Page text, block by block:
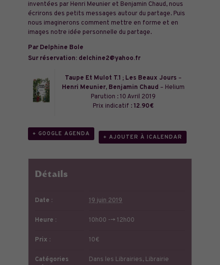
inventées par Henri Meunier et Benjamin Chaud, nous
écrirons des petits messages autour du partage. Puis
nous imaginerons comment mettre en forme et en
images notre idée personnelle du partage.
Par Delphine Bole
Sur réservation: delchine2@yahoo.fr
Taupe Et Mulot T.1 ; Les Beaux Jours –
Henri Meunier, Benjamin Chaud – Helium
Parution : 10 Avril 2019
Prix indicatif :12.90€
+ GOOGLE AGENDA
+ AJOUTER À ICALENDAR
Détails
Date : 19 juin 2019
Heure : 10h00 --> 12h00
Prix : 10€
Catégories
Dans les Librairies, Librairie